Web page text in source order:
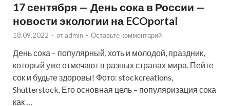
17 сентября — День сока в России —
новости экологии на ECOportal
18.09.2022 - от admin - Оставьте комментарий
День сока – популярный, хоть и молодой, праздник,
который уже отмечают в разных странах мира. Пейте
сок и будьте здоровы! Фото: stockcreations,
Shutterstock. Его основная цель – популяризация сока
как …